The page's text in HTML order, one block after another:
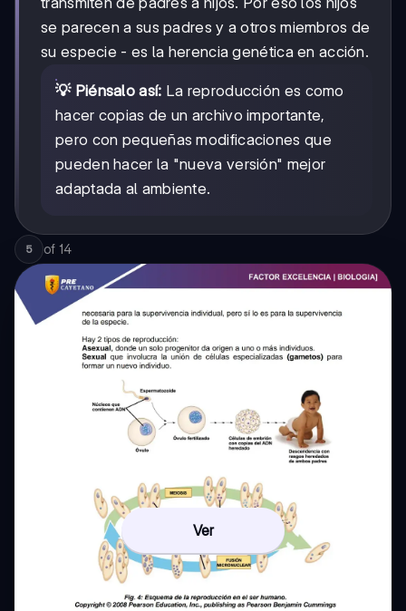
se parecen a sus padres y a otros miembros de
su especie - es la herencia genética en acción.
💡 Piénsalo así: La reproducción es como
hacer copias de un archivo importante,
pero con pequeñas modificaciones que
pueden hacer la "nueva versión" mejor
adaptada al ambiente.
5 of 14
Ver